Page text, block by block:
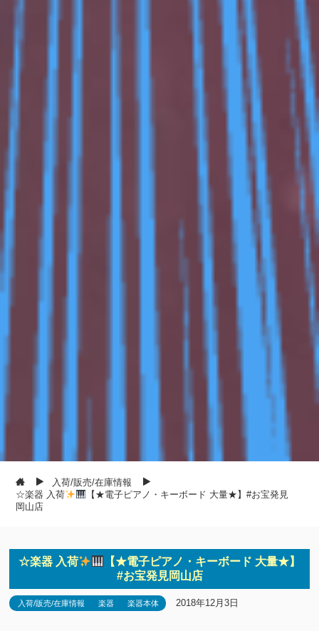
入荷/販売/在庫情報
☆楽器 入荷
【★電子ピアノ・キーボード 大量★】#お宝発見
岡山店
☆楽器 入荷
【★電子ピアノ・キーボード 大量★】
#お宝発見岡山店
入荷/販売/在庫情報 楽器 楽器本体 2018年12月3日